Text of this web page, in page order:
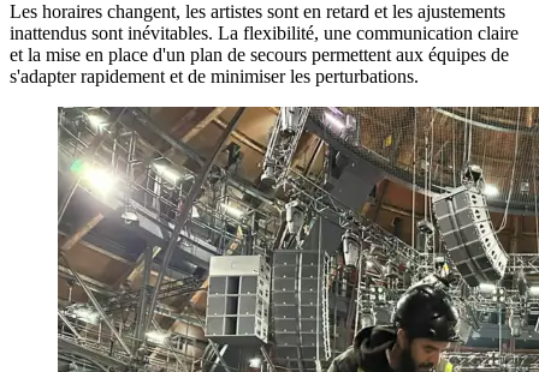
Les horaires changent, les artistes sont en retard et les ajustements
inattendus sont inévitables. La flexibilité, une communication claire
et la mise en place d'un plan de secours permettent aux équipes de
s'adapter rapidement et de minimiser les perturbations.